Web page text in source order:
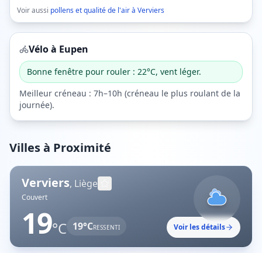
Voir aussi pollens et qualité de l'air à Verviers
Vélo à Eupen
Bonne fenêtre pour rouler : 22°C, vent léger.
Meilleur créneau : 7h–10h (créneau le plus roulant de la
journée).
Villes à Proximité
Verviers, Liège
Couvert
19°C 19°CRESSENTI Voir les détails